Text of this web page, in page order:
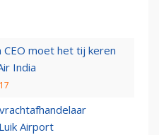
CEO moet het tij keren
India
Airport